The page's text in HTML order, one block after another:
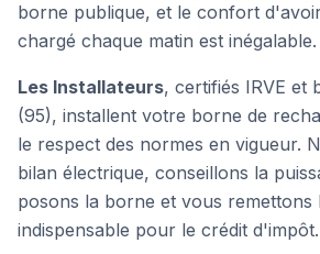
borne publique, et le confort
chargé chaque matin est inégalable.
Les Installateurs, certifiés IRVE et
(95), installent votre borne de
le respect des normes en vigueur.
bilan électrique, conseillons la
posons la borne et vous remettons
indispensable pour le crédit d'impôt.